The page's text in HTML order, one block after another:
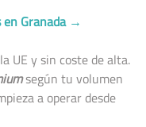
en Granada →
UE y sin coste de alta.
según tu volumen
a operar desde